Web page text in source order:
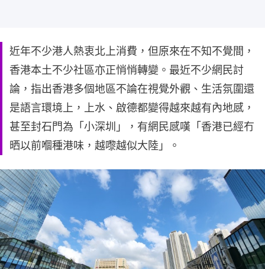
近年不少港人熱衷北上消費，但原來在不知不覺間，
香港本土不少社區亦正悄悄轉變。最近不少網民討
論，指出香港多個地區不論在視覺外觀、生活氛圍還
是語言環境上，上水、啟德都變得越來越有內地感，
甚至封石門為「小深圳」，有網民感嘆「香港已經冇
晒以前嗰種港味，越嚟越似大陸」。